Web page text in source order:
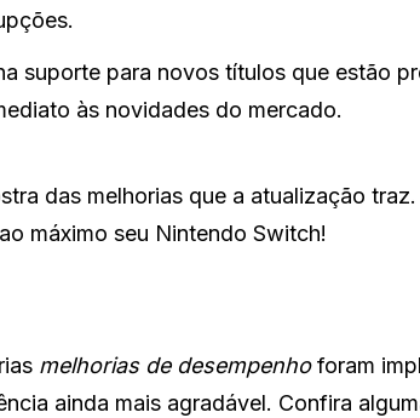
suporte para novos títulos que estão
às novidades do mercado.
das melhorias que a atualização
máximo seu Nintendo Switch!
melhorias de desempenhoforam
ainda mais agradável. Confira